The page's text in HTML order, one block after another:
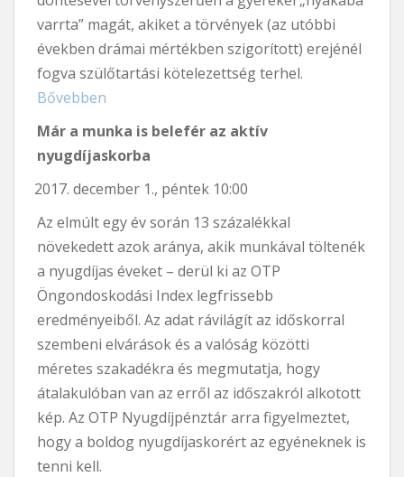
varrta” magát, akiket a törvények (az utóbbi
években drámai mértékben szigorított) erejénél
fogva szülőtartási kötelezettség terhel.
Bővebben
Már a munka is belefér az aktív
nyugdíjaskorba
december 1., péntek 10:00
Az elmúlt egy év során 13 százalékkal
növekedett azok aránya, akik munkával töltenék
a nyugdíjas éveket – derül ki az OTP
Öngondoskodási Index legfrissebb
eredményeiből. Az adat rávilágít az időskorral
szembeni elvárások és a valóság közötti
méretes szakadékra és megmutatja, hogy
átalakulóban van az erről az időszakról alkotott
kép. Az OTP Nyugdíjpénztár arra figyelmeztet,
hogy a boldog nyugdíjaskorért az egyéneknek is
tenni kell.